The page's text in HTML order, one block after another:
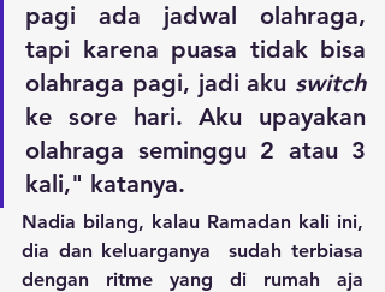
pagi ada jadwal olahraga,
tapi karena puasa tidak bisa
olahraga pagi, jadi aku switch
ke sore hari. Aku upayakan
olahraga seminggu 2 atau 3
kali," katanya.
Nadia bilang, kalau Ramadan kali ini,
dia dan keluarganya  sudah terbiasa
dengan ritme yang di rumah aja